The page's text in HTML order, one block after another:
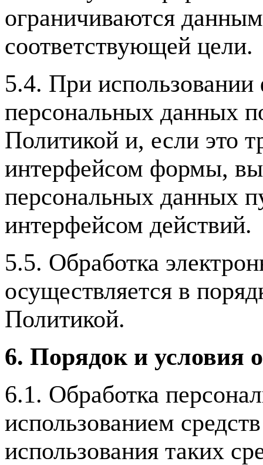
ограничиваются
соответствующей цели.
5.4. При
персональных данных
Политикой и, если это
интерфейсом формы,
персональных данных
интерфейсом действий.
5.5. Обработка
осуществляется в
Политикой.
6. Порядок и условия
6.1. Обработка
использованием
использования таких